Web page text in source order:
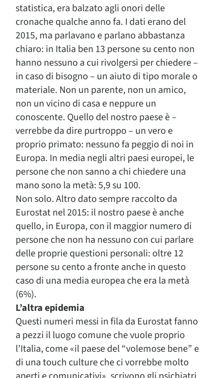
statistica, era balzato agli onori delle
cronache qualche anno fa. I dati erano del
2015, ma parlavano e parlano abbastanza
chiaro: in Italia ben 13 persone su cento non
hanno nessuno a cui rivolgersi per chiedere –
in caso di bisogno – un aiuto di tipo morale o
materiale. Non un parente, non un amico,
non un vicino di casa e neppure un
conoscente. Quello del nostro paese è –
verrebbe da dire purtroppo – un vero e
proprio primato: nessuno fa peggio di noi in
Europa. In media negli altri paesi europei, le
persone che non sanno a chi chiedere una
mano sono la metà: 5,9 su 100.
Non solo. Altro dato sempre raccolto da
Eurostat nel 2015: il nostro paese è anche
quello, in Europa, con il maggior numero di
persone che non ha nessuno con cui parlare
delle proprie questioni personali: oltre 12
persone su cento a fronte anche in questo
caso di una media europea che era la metà
(6%).
L’altra epidemia
Questi numeri messi in fila da Eurostat fanno
a pezzi il luogo comune che vuole proprio
l’Italia, come «il paese del “volemose bene” e
di una touch culture che ci vorrebbe molto